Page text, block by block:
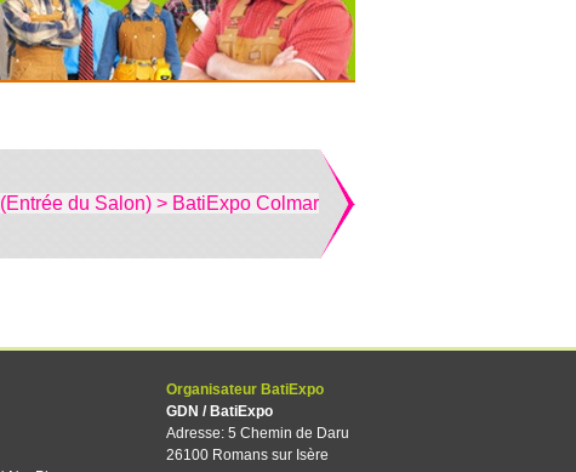
(Entrée du Salon) > BatiExpo Colmar
Organisateur BatiExpo
GDN / BatiExpo
Adresse: 5 Chemin de Daru
26100 Romans sur Isère